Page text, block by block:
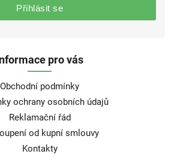
pro vás
Obchodní podmínky
ochrany osobních údajů
Reklamační řád
od kupní smlouvy
Kontakty
Přihlásit se